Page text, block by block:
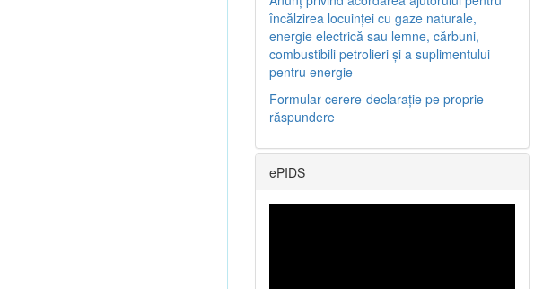
încălzirea locuinței cu gaze naturale,
energie electrică sau lemne, cărbuni,
combustibili petrolieri și a suplimentului
pentru energie
Formular cerere-declarație pe proprie
răspundere
ePIDS